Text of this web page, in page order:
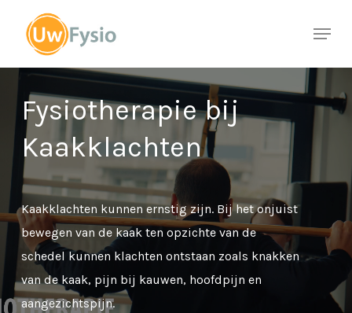
Menu
Fysiotherapie bij
Kaakklachten
Kaakklachten kunnen ernstig zijn. Bij het onjuist
bewegen van de kaak ten opzichte van de
schedel kunnen klachten ontstaan zoals knakken
van de kaak, pijn bij kauwen, hoofdpijn en
aangezichtspijn.
Menu